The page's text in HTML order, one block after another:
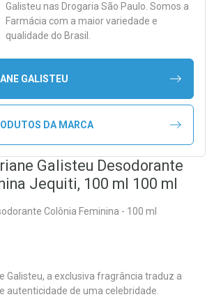
Galisteu nas Drogaria São Paulo. Somos a
Farmácia com a maior variedade e
qualidade do Brasil.
GALISTEU
DA MARCA
Galisteu Desodorante
Jequiti, 100 ml 100 ml
Colônia Feminina - 100 ml
Galisteu, a exclusiva fragrância traduz a
autenticidade de uma celebridade.